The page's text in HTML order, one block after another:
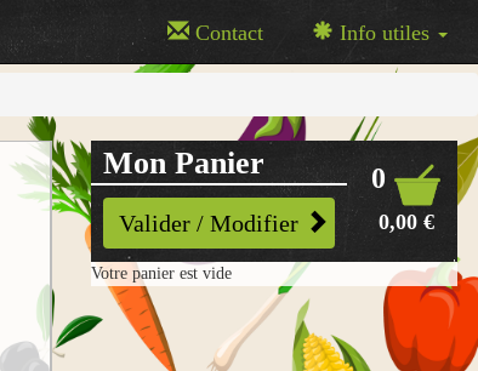
Contact Info utiles
Mon Panier
Valider / Modifier
0
0,00 €
Votre panier est vide